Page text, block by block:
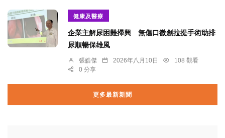
健康及醫療
企業主解尿困難掃興 無傷口微創拉提手術助排
尿順暢保雄風
張皓傑 2026年八月10日
108 觀看
0 分享
更多最新新聞